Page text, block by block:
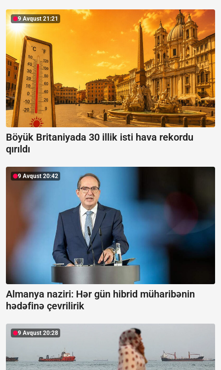
9 Avqust 21:21
Böyük Britaniyada 30 illik isti hava rekordu
qırıldı
9 Avqust 20:42
Almanya naziri: Hər gün hibrid müharibənin
hədəfinə çevrilirik
9 Avqust 20:28